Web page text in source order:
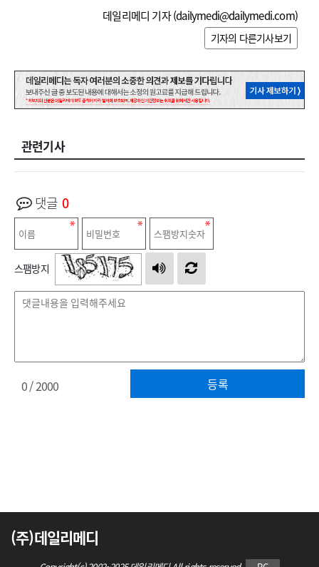
데일리메디 기자 (dailymedi@dailymedi.com)
기자의 다른기사보기
관련기사
댓글 0
스팸방지
등록
0/ 2000
(주)데일리메디